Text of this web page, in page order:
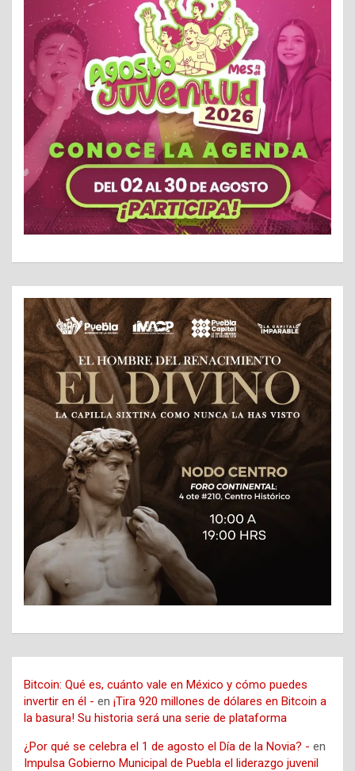
Bitcoin: Qué es, cuánto vale en México y cómo puedes
invertir en él - en ¡Tira 920 millones de dólares en Bitcoin a
la basura! Su historia será una serie de plataforma
¿Por qué se celebra el 1 de agosto el Día de la Novia? - en
Impulsa Gobierno Municipal de Puebla el liderazgo juvenil